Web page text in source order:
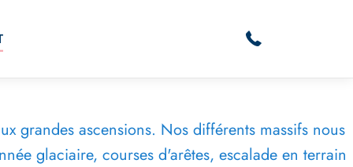
grandes ascensions. Nos différents massifs nous
glaciaire, courses d'arêtes, escalade en terrain